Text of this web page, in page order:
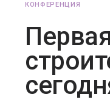
КОНФЕРЕНЦИЯ